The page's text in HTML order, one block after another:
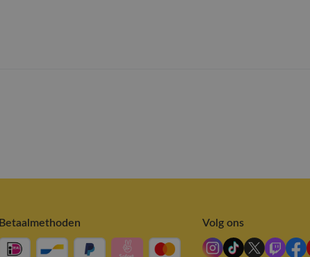
Betaalmethoden Volg ons